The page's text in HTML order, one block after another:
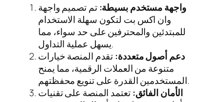
واجهة مستخدم بسيطة: تم تصميم واجهة
وان اكس بت لتكون سهلة الاستخدام
للمبتدئين والمحترفين على حد سواء، مما
يسهل عملية التداول.
دعم أصول متعددة: تقدم المنصة خيارات
متنوعة من العملات الرقمية، مما يمنح
المستخدمين القدرة على تنويع محفظتهم.
الأمان الفائق: تعتمد المنصة على تقنيات